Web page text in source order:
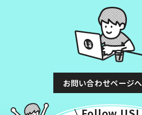
お問い合わせページへ